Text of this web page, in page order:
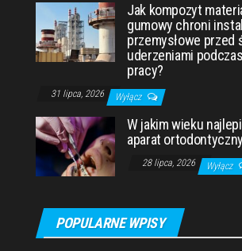
Jak kompozyt
gumowy chroni
przemysłowe przed
uderzeniami
pracy?
31 lipca, 2026 Wyłącz
W jakim wieku
aparat
28 lipca, 2026 Wyłącz
POPULARNE WPISY